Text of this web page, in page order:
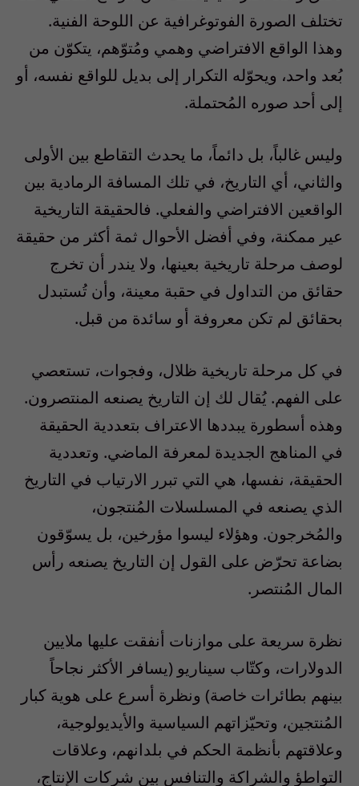
تختلف الصورة الفوتوغرافية عن اللوحة الفنية.
وهذا الواقع الافتراضي وهمي ومُتوّهم، يتكوّن من
بُعد واحد، ويحوّله التكرار إلى بديل للواقع نفسه، أو
إلى أحد صوره المُحتملة.
وليس غالباً، بل دائماً، ما يحدث التقاطع بين الأولى
والثاني، أي التاريخ، في تلك المسافة الرمادية بين
الواقعين الافتراضي والفعلي. فالحقيقة التاريخية
عير ممكنة، وفي أفضل الأحوال ثمة أكثر من حقيقة
لوصف مرحلة تاريخية بعينها، ولا يندر أن تخرج
حقائق من التداول في حقبة معينة، وأن تُستبدل
بحقائق لم تكن معروفة أو سائدة من قبل.
في كل مرحلة تاريخية ظلال، وفجوات، تستعصي
على الفهم. يُقال لك إن التاريخ يصنعه المنتصرون.
وهذه أسطورة يبددها الاعتراف بتعددية الحقيقة
في المناهج الجديدة لمعرفة الماضي. وتعددية
الحقيقة، نفسها، هي التي تبرر الارتياب في التاريخ
الذي يصنعه في المسلسلات المُنتجون،
والمُخرجون. وهؤلاء ليسوا مؤرخين، بل يسوّقون
بضاعة تحرّض على القول إن التاريخ يصنعه رأس
المال المُنتصر.
نظرة سريعة على موازنات أنفقت عليها ملايين
الدولارات، وكتّاب سيناريو (يسافر الأكثر نجاحاً
بينهم بطائرات خاصة) ونظرة أسرع على هوية كبار
المُنتجين، وتحيّزاتهم السياسية والأيديولوجية،
وعلاقتهم بأنظمة الحكم في بلدانهم، وعلاقات
التواطؤ والشراكة والتنافس بين شركات الإنتاج،